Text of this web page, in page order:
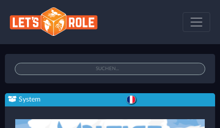
System